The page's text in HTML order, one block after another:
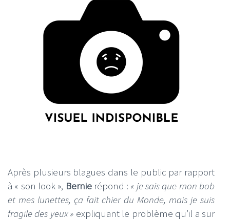
Après plusieurs blagues dans le public par rapport
à « son look », Bernierépond :« je sais que mon bob
et mes lunettes, ça fait chier du Monde, mais je suis
fragile des yeux » expliquant le problème qu’il a sur